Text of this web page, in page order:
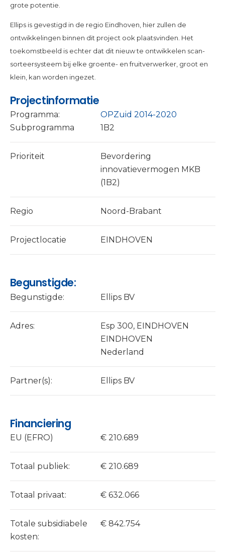
grote potentie.
Ellips is gevestigd in de regio Eindhoven, hier zullen de
ontwikkelingen binnen dit project ook plaatsvinden. Het
toekomstbeeld is echter dat dit nieuw te ontwikkelen scan-
sorteersysteem bij elke groente- en fruitverwerker, groot en
klein, kan worden ingezet.
Projectinformatie
Programma:
OPZuid 2014-2020
Subprogramma
1B2
Prioriteit
Bevordering
innovatievermogen MKB
(1B2)
Regio Noord-Brabant
Projectlocatie EINDHOVEN
Begunstigde:
Begunstigde: Ellips BV
Adres:
Esp 300, EINDHOVEN
EINDHOVEN
Nederland
Partner(s): Ellips BV
Financiering
EU (EFRO) € 210.689
Totaal publiek: € 210.689
Totaal privaat: € 632.066
Totale subsidiabele
kosten:
€ 842.754